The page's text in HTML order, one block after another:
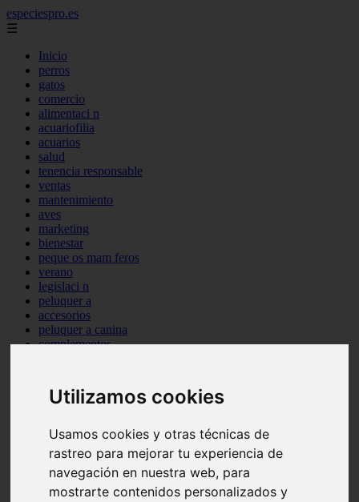
Utilizamos cookies
Usamos cookies y otras técnicas de
rastreo para mejorar tu experiencia de
navegación en nuestra web, para
mostrarte contenidos personalizados y
especiespro.es
☰
Inicio
perros
gatos
comercio
alimentaci n
acuariofilia
acuarios
salud
tenencia responsable
ventas
mantenimiento
aves
marketing
bienestar
peque os mam feros
verano
legislaci n
peluquer a
accesorios
peluquer a canina
complementos
protagonistas
reptiles
adopci n
higiene
snacks
acuario